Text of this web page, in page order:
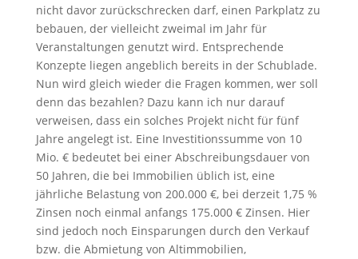
nicht davor zurückschrecken darf, einen Parkplatz zu
bebauen, der vielleicht zweimal im Jahr für
Veranstaltungen genutzt wird. Entsprechende
Konzepte liegen angeblich bereits in der Schublade.
Nun wird gleich wieder die Fragen kommen, wer soll
denn das bezahlen? Dazu kann ich nur darauf
verweisen, dass ein solches Projekt nicht für fünf
Jahre angelegt ist. Eine Investitionssumme von 10
Mio. € bedeutet bei einer Abschreibungsdauer von
50 Jahren, die bei Immobilien üblich ist, eine
jährliche Belastung von 200.000 €, bei derzeit 1,75 %
Zinsen noch einmal anfangs 175.000 € Zinsen. Hier
sind jedoch noch Einsparungen durch den Verkauf
bzw. die Abmietung von Altimmobilien,